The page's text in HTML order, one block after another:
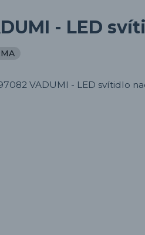
- LED